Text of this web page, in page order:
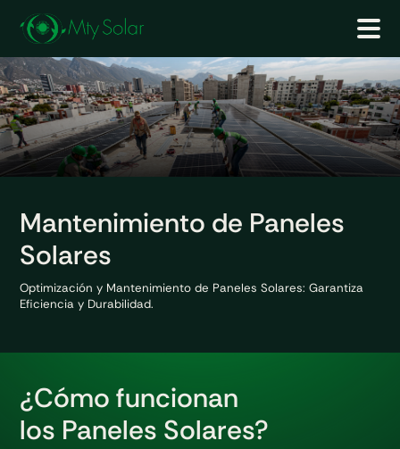
Mantenimiento de Paneles
Solares
Optimización y Mantenimiento de Paneles Solares: Garantiza
Eficiencia y Durabilidad.
¿Cómo funcionan
los Paneles Solares?